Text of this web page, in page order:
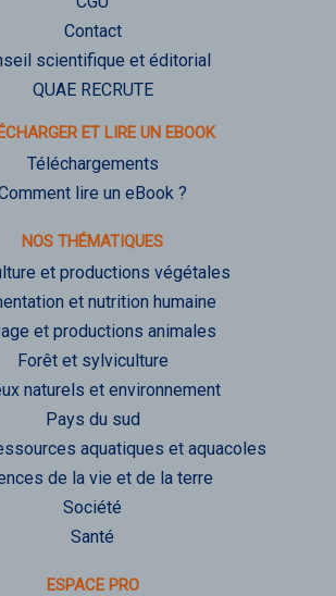
Contact
scientifique et éditorial
QUAE RECRUTE
ET LIRE UN EBOOK
Téléchargements
lire un eBook ?
NOS THÉMATIQUES
et productions végétales
et nutrition humaine
et productions animales
Forêt et sylviculture
naturels et environnement
Pays du sud
aquatiques et aquacoles
de la vie et de la terre
Société
Santé
ESPACE PRO